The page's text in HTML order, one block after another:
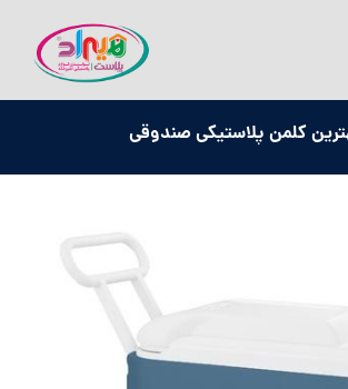
کلمن پلاستیکی صندوقی